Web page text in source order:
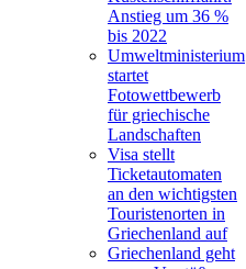
Anstieg um 36 %
bis 2022
Umweltministerium
startet
Fotowettbewerb
für griechische
Landschaften
Visa stellt
Ticketautomaten
an den wichtigsten
Touristenorten in
Griechenland auf
Griechenland geht